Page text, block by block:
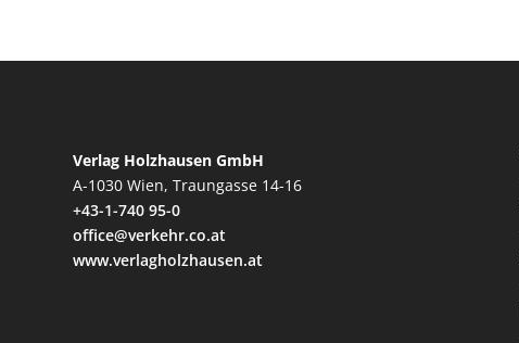
Verlag Holzhausen GmbH
A-1030 Wien, Traungasse 14-16
+43-1-740 95-0
office@verkehr.co.at
www.verlagholzhausen.at